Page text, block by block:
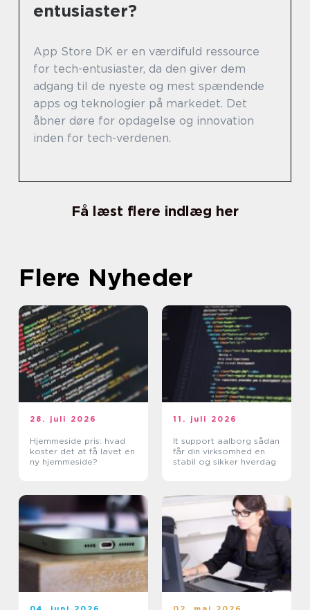
entusiaster?
App Store DK er en værdifuld ressource
for tech-entusiaster, da den giver dem
adgang til de nyeste og mest spændende
apps og teknologier på markedet. Det
åbner døre for opdagelse og innovation
inden for tech-verdenen.
Få læst flere indlæg her
Flere Nyheder
28. juli 2026
Hjemmeside pris: hvad
koster det at få lavet en
ny hjemmeside?
11. juli 2026
It support aalborg sådan
får din virksomhed en
stabil og sikker hverdag